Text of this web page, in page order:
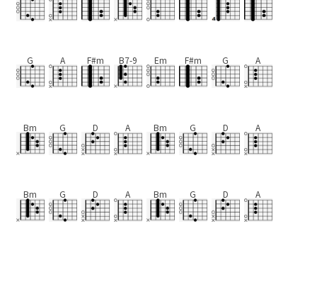
G A F#m B7-9 Em F#m G A
Bm G D A Bm G D A
Bm G D A Bm G D A